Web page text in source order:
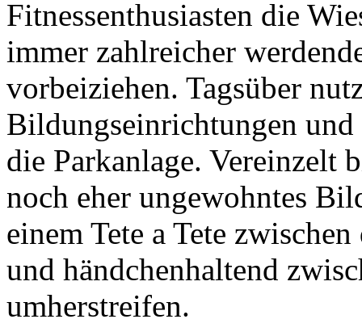
Fitnessenthusiasten die
immer zahlreicher
vorbeiziehen. Tagsüber
Bildungseinrichtungen
die Parkanlage. Vereinzelt
noch eher ungewohntes
einem Tete a Tete
und händchenhaltend
umherstreifen.